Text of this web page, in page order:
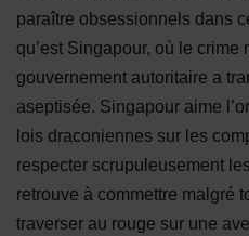
paraître obsessionnels dans
qu’est Singapour, où le crime
gouvernement autoritaire a
aseptisée. Singapour aime
lois draconiennes sur les
respecter scrupuleusement
retrouve à commettre malgré
traverser au rouge sur une